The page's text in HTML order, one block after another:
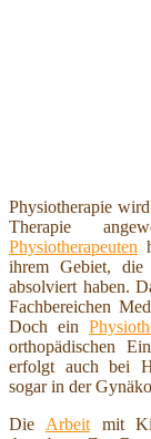
Physiotherapie
Therapie
Physiotherapeuten
ihrem Gebiet, die
absolviert haben.
Fachbereichen
Doch ein
orthopädischen
erfolgt auch bei
sogar in der
Die Arbeitmit